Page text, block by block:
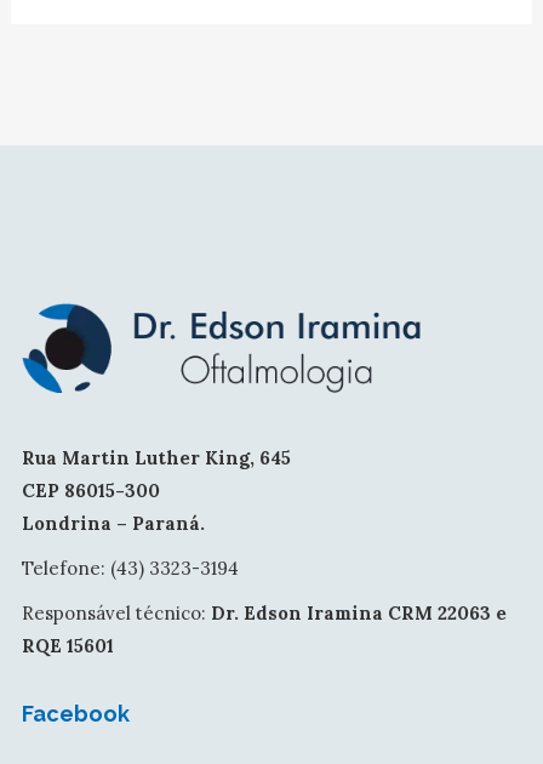
Rua Martin Luther King, 645
CEP 86015-300
Londrina – Paraná.
Telefone: (43) 3323-3194
Responsável técnico: Dr. Edson Iramina CRM 22063 e
RQE 15601
Facebook